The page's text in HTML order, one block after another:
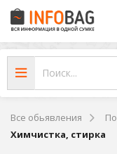
Все обьявления
Химчистка, стирка